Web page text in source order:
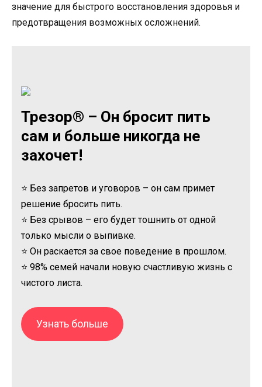
значение для быстрого восстановления здоровья и
предотвращения возможных осложнений.
Трезор® – Он бросит пить
сам и больше никогда не
захочет!
⭐ Без запретов и уговоров – он сам примет
решение бросить пить.
⭐ Без срывов – его будет тошнить от одной
только мысли о выпивке.
⭐ Он раскается за свое поведение в прошлом.
⭐ 98% семей начали новую счастливую жизнь с
чистого листа.
Узнать больше